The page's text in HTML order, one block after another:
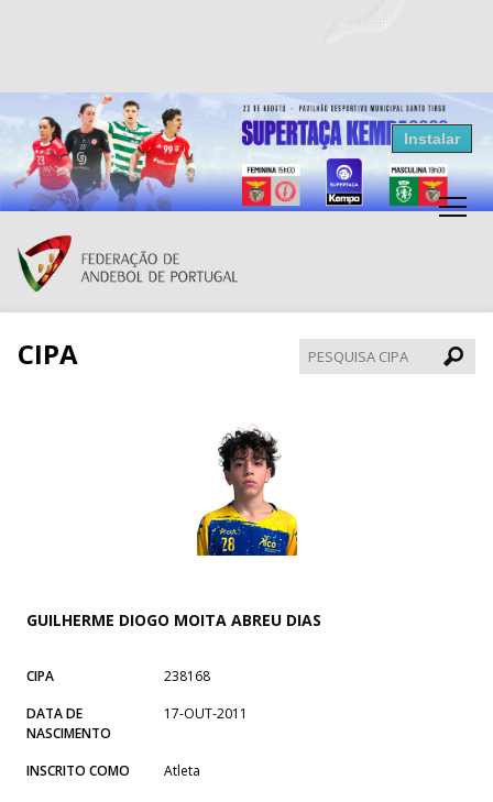
Resultados Andebol
Federação de Andebol de Portugal
Grátis - Disponivel na Play Store
Instalar
CIPA
CIPA
GUILHERME DIOGO MOITA ABREU DIAS
CIPA
238168
DATA DE
NASCIMENTO
17-OUT-2011
INSCRITO COMO Atleta